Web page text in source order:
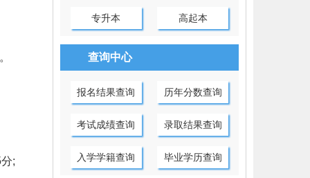
;
专升本 高起本
查询中心
报名结果查询 历年分数查询
考试成绩查询 录取结果查询
入学学籍查询 毕业学历查询